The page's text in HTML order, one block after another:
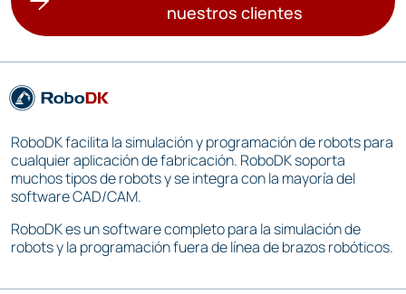
nuestros clientes
RoboDK facilita la simulación y programación de robots para
cualquier aplicación de fabricación. RoboDK soporta
muchos tipos de robots y se integra con la mayoría del
software CAD/CAM.
RoboDK es un software completo para la simulación de
robots y la programación fuera de línea de brazos robóticos.